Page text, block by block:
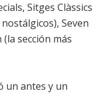
Sitges Clàssics
Seven
sección más
un antes y un